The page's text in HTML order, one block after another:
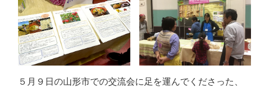
５月９日の山形市での交流会に足を運んでくださった、